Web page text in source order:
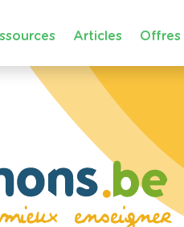
Articles Offres